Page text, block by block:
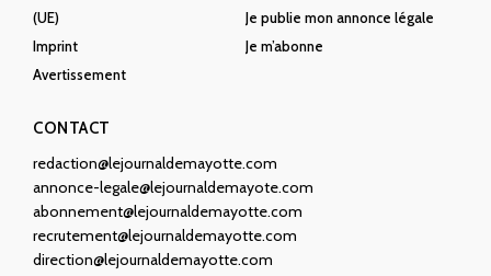
(UE)
Imprint
Avertissement
Je publie mon annonce légale
Je m’abonne
CONTACT
redaction@lejournaldemayotte.com
annonce-legale@lejournaldemayote.com
abonnement@lejournaldemayotte.com
recrutement@lejournaldemayotte.com
direction@lejournaldemayotte.com